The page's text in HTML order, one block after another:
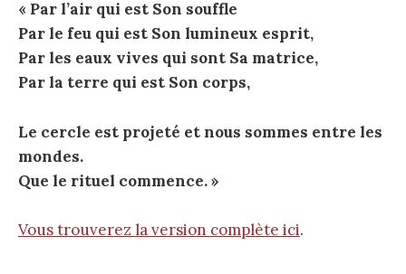
« Par l’air qui est Son souffle
Par le feu qui est Son lumineux esprit,
Par les eaux vives qui sont Sa matrice,
Par la terre qui est Son corps,
Le cercle est projeté et nous sommes entre les
mondes.
Que le rituel commence. »
Vous trouverez la version complète ici.